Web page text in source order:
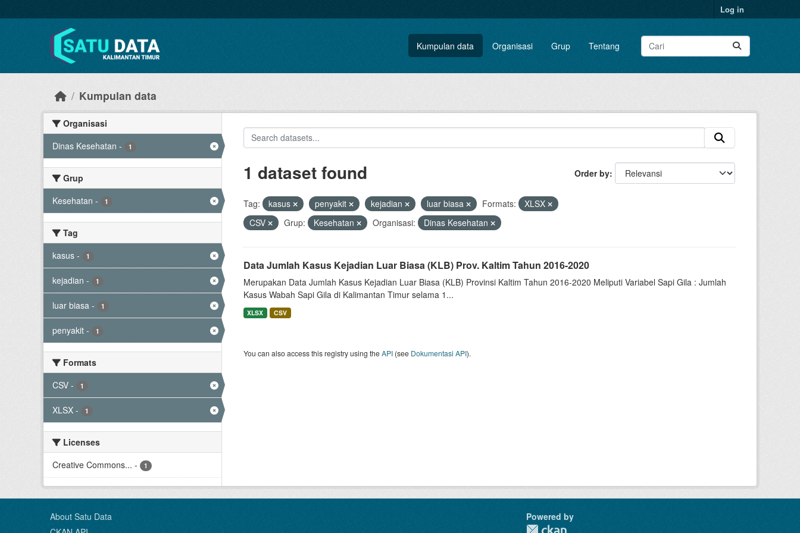
Log in
Kumpulan data Organisasi Grup Tentang
Kumpulan data
Organisasi
Dinas Kesehatan - 1
Grup
Kesehatan - 1
Tag
kasus - 1
kejadian - 1
luar biasa - 1
penyakit - 1
Formats
CSV - 1
XLSX - 1
Licenses
Creative Commons... - 1
Order by
1 dataset found
Tag: kasus penyakit kejadian luar biasa Formats:
XLSX
CSV
Grup: Kesehatan Organisasi: Dinas Kesehatan
Data Jumlah Kasus Kejadian Luar Biasa (KLB) Prov. Kaltim Tahun 2016-2020
Merupakan Data Jumlah Kasus Kejadian Luar Biasa (KLB) Provinsi Kaltim Tahun 2016-2020 Meliputi Variabel Sapi Gila : Jumlah
Kasus Wabah Sapi Gila di Kalimantan Timur selama 1...
XLSX CSV
You can also access this registry using theAPI(see Dokumentasi API).
About Satu Data
Powered by